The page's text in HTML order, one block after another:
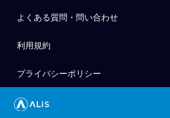
よくある質問・問い合わせ
利用規約
プライバシーポリシー
公式アナウンス